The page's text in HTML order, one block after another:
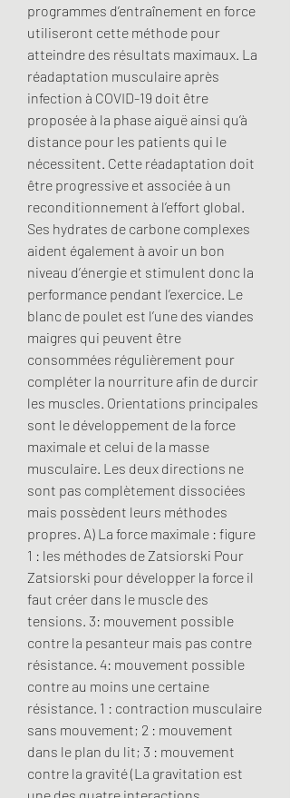
programmes d’entraînement en force
utiliseront cette méthode pour
atteindre des résultats maximaux. La
réadaptation musculaire après
infection à COVID-19 doit être
proposée à la phase aiguë ainsi qu’à
distance pour les patients qui le
nécessitent. Cette réadaptation doit
être progressive et associée à un
reconditionnement à l’effort global.
Ses hydrates de carbone complexes
aident également à avoir un bon
niveau d’énergie et stimulent donc la
performance pendant l’exercice. Le
blanc de poulet est l’une des viandes
maigres qui peuvent être
consommées régulièrement pour
compléter la nourriture afin de durcir
les muscles. Orientations principales
sont le développement de la force
maximale et celui de la masse
musculaire. Les deux directions ne
sont pas complètement dissociées
mais possèdent leurs méthodes
propres. A) La force maximale : figure
1 : les méthodes de Zatsiorski Pour
Zatsiorski pour développer la force il
faut créer dans le muscle des
tensions. 3: mouvement possible
contre la pesanteur mais pas contre
résistance. 4: mouvement possible
contre au moins une certaine
résistance. 1 : contraction musculaire
sans mouvement; 2 : mouvement
dans le plan du lit; 3 : mouvement
contre la gravité (La gravitation est
une des quatre interactions